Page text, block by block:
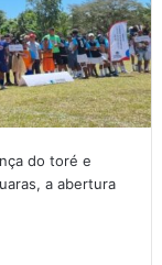
do toré e
a abertura